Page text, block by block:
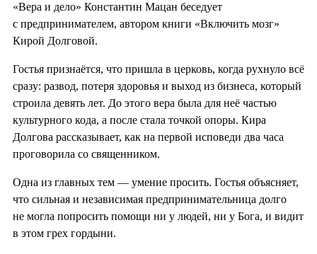
«Вера и дело» Константин Мацан беседует
с предпринимателем, автором книги «Включить мозг»
Кирой Долговой.
Гостья признаётся, что пришла в церковь, когда рухнуло всё
сразу: развод, потеря здоровья и выход из бизнеса, который
строила девять лет. До этого вера была для неё частью
культурного кода, а после стала точкой опоры. Кира
Долгова рассказывает, как на первой исповеди два часа
проговорила со священником.
Одна из главных тем — умение просить. Гостья объясняет,
что сильная и независимая предпринимательница долго
не могла попросить помощи ни у людей, ни у Бога, и видит
в этом грех гордыни.